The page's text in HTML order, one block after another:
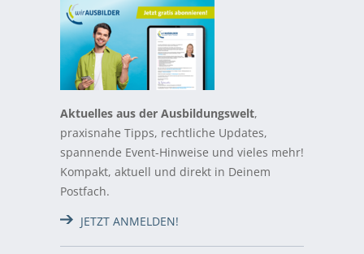
Aktuelles aus der Ausbildungswelt,
praxisnahe Tipps, rechtliche Updates,
spannende Event-Hinweise und vieles mehr!
Kompakt, aktuell und direkt in Deinem
Postfach.
JETZT ANMELDEN!